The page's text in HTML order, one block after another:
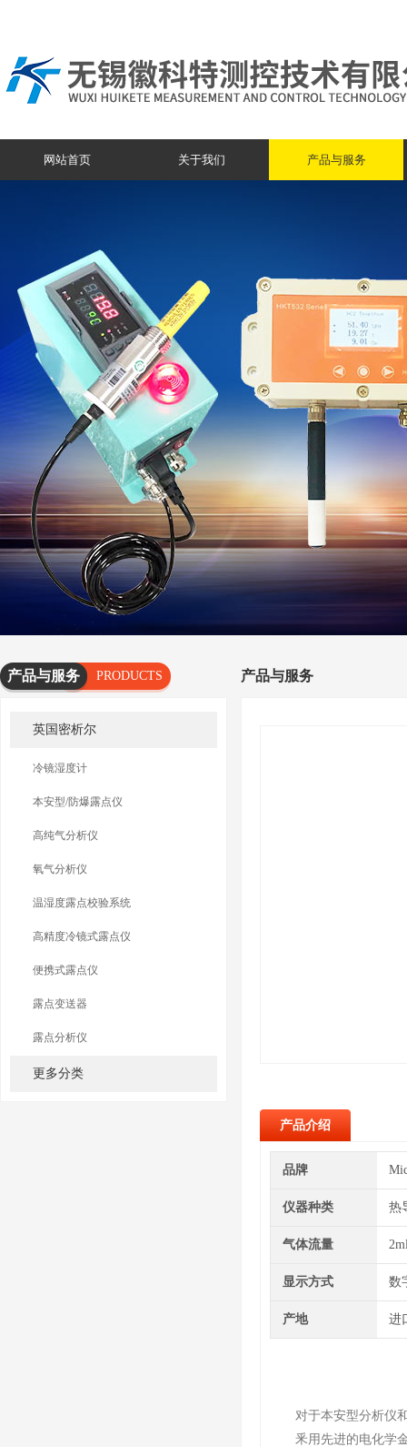
网站首页 关于我们 产品与服务
产品与服务
PRODUCTS
英国密析尔
冷镜湿度计
本安型/防爆露点仪
高纯气分析仪
氧气分析仪
温湿度露点校验系统
高精度冷镜式露点仪
便携式露点仪
露点变送器
露点分析仪
更多分类
产品与服务
产品介绍
品牌
仪器种类 热
气体流量
显示方式 数
产地 进
对于本安型分析仪和
釆用先进的电化学金